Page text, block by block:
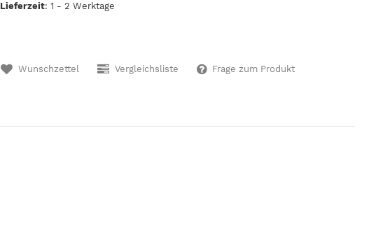
Lieferzeit:1 - 2 Werktage
Wunschzettel Vergleichsliste Frage zum Produkt